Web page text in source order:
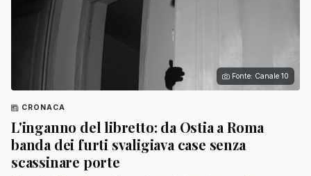
Fonte: Canale 10
CRONACA
L'inganno del libretto: da Ostia a Roma
banda dei furti svaligiava case senza
scassinare porte